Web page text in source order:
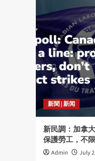
新聞 | 新闻
新民調：加拿
保護勞工，不
Admin July